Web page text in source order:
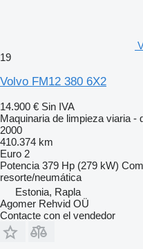
19
Volvo FM12 380 6X2
14.900 € Sin IVA
Maquinaria de limpieza viaria -
2000
410.374 km
Euro 2
Potencia 379 Hp (279 kW)
resorte/neumática
Estonia, Rapla
Agomer Rehvid OÜ
Contacte con el vendedor